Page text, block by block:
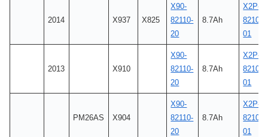
2014 X937 X825
X90-
82110-
20
8.7Ah
X2P-
8210C-
01
2013 X910
X90-
82110-
20
8.7Ah
X2P-
8210C-
01
PM26AS X904
X90-
82110-
20
8.7Ah
X2P-
8210C-
01